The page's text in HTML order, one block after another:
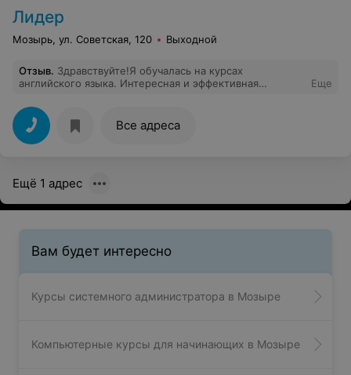
Лидер
Мозырь, ул. Советская, 120 Выходной
Отзыв. Здравствуйте!Я обучалась на курсах
английского языка. Интересная и эффективная
учебники и пособия. Очень довольна преподавателем.
Главное в обучении на курсах не игнорировать
полученный материал и изучать все
вовремя,выполнять все домашние задания, и
Еще
Все адреса
Ещё 1 адрес
Вам будет интересно
Курсы системного администратора в Мозыре
Компьютерные курсы для начинающих в Мозыре